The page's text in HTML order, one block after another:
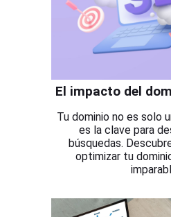
El impacto del
Tu dominio no es solo
es la clave para
búsquedas.
optimizar tu